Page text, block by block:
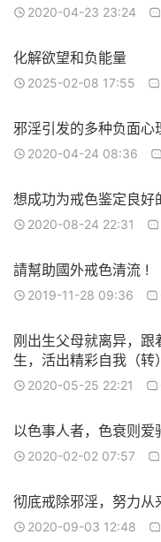
2020-04-23 23:24
化解欲望和负能量
2025-02-08 17:55
邪淫引发的多种负面心
2020-04-24 08:36
想成功为戒色鉴定良好
2020-08-24 22:31
請幫助國外戒色清流 !
2019-11-28 09:36
刚出生父母就离异，
生，活出精彩自我（转）
2020-05-25 22:21
以色事人者，色衰则爱
2020-02-02 07:57
彻底戒除邪淫，努力从
2020-09-03 12:48